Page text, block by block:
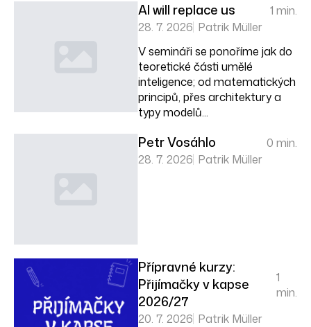
AI will replace us
1 min.
28. 7. 2026 Patrik Müller
V semináři se ponoříme jak do
teoretické části umělé
inteligence; od matematických
principů, přes architektury a
typy modelů...
Petr Vosáhlo
0 min.
28. 7. 2026 Patrik Müller
Přípravné kurzy:
Přijímačky v kapse
2026/27
1
min.
20. 7. 2026 Patrik Müller